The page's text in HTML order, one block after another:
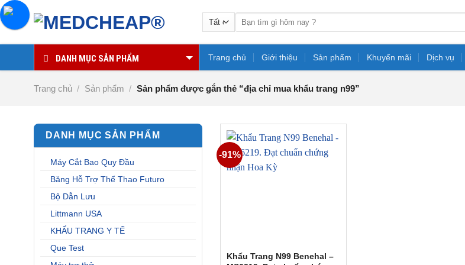
Chuyển
đến
Tìm
kiếm:
DANH MỤC SẢN PHẨM Trang chủ Giới thiệu Sản phẩm Khuyến mãi Dịch vụ
Trang chủ / Sản phẩm / Sản phẩm được gắn thẻ “địa chỉ mua khẩu trang n99”
DANH MỤC SẢN PHẨM
Máy Cắt Bao Quy Đầu
Băng Hỗ Trợ Thể Thao Futuro
Bộ Dẫn Lưu
Littmann USA
KHẨU TRANG Y TẾ
Que Test
-91%
Khẩu Trang N99 Benehal –